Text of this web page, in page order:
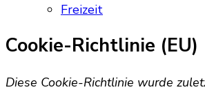
Freizeit
Cookie-Richtlinie (EU)
Diese Cookie-Richtlinie wurde